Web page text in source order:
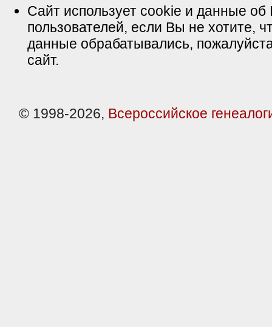
Сайт использует cookie и данные об
пользователей, если Вы не хотите,
данные обрабатывались,
сайт.
© 1998-2026, Всероссийское